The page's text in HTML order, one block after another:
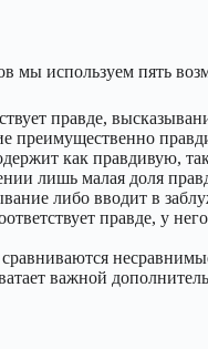
мы используем пять
правде,
преимущественно
как правдивую,
лишь малая доля
либо вводит в
правде, у
важной